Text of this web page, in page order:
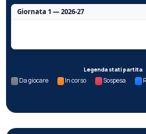
Giornata 1 — 2026-27
Legenda stati partita
Da giocare In corso Sospesa